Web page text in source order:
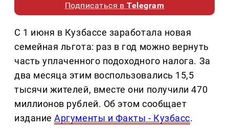
Подписаться вTelegram
С 1 июня в Кузбассе заработала новая
семейная льгота: раз в год можно вернуть
часть уплаченного подоходного налога. За
два месяца этим воспользовались 15,5
тысячи жителей, вместе они получили 470
миллионов рублей. Об этом сообщает
изданиеАргументы и Факты - Кузбасс.